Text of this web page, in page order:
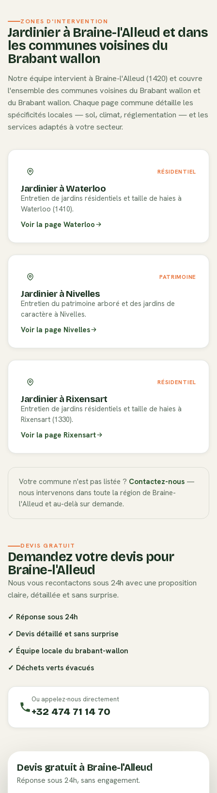
Lion - autorisation spéciale requise. Nous maîtrisons ces
procédures et nous chargeons des démarches
administratives (permis d'urbanisme, consultation du service
erfgoed/patrimoine) pour que votre projet respecte la
ZONES D'INTERVENTION
Jardinier à Braine-l'Alleud et dans
les communes voisines du
Brabant wallon
Notre équipe intervient à Braine-l'Alleud (1420) et couvre
l'ensemble des communes voisines du Brabant wallon et
du Brabant wallon. Chaque page commune détaille les
spécificités locales — sol, climat, réglementation — et les
services adaptés à votre secteur.
RÉSIDENTIEL
Jardinier àWaterloo
Entretien de jardins résidentiels et taille de haies à
Waterloo (1410).
Voir la page Waterloo
PATRIMOINE
Jardinier à Nivelles
Entretien du patrimoine arboré et des jardins de
caractère à Nivelles.
Voir la page Nivelles
RÉSIDENTIEL
Jardinier à Rixensart
Entretien de jardins résidentiels et taille de haies à
Rixensart (1330).
Voir la page Rixensart
Votre commune n'est pas listée ? Contactez-nous —
nous intervenons dans toute la région de Braine-
l'Alleud et au-delà sur demande.
DEVIS GRATUIT
Demandez votre devis pour
Braine-l'Alleud
Nous vous recontactons sous 24h avec une proposition
claire, détaillée et sans surprise.
✓ Réponse sous 24h
✓ Devis détaillé et sans surprise
✓ Équipe locale du brabant-wallon
✓ Déchets verts évacués
Ou appelez-nous directement
+32 474 71 14 70
Devis gratuit à Braine-l'Alleud
Réponse sous 24h, sans engagement.